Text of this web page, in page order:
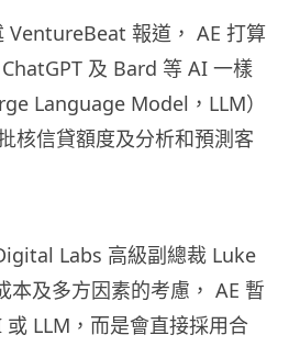
報道， AE 打算
及 Bard 等 AI 一樣
Language Model，LLM）
核信貸額度及分析和預測客
Labs 高級副總裁 Luke
本及多方因素的考慮， AE 暫
LLM，而是會直接採用合